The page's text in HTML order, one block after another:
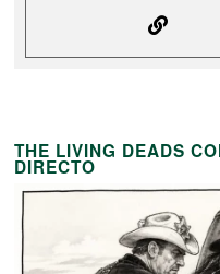
THE LIVING DEADS
DIRECTO